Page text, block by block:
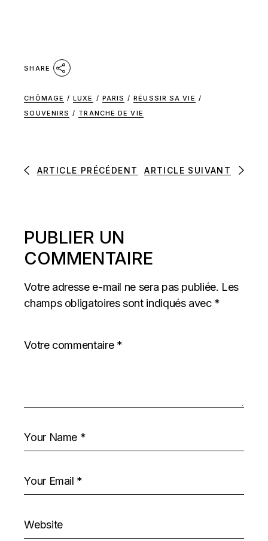
SHARE
CHÔMAGE / LUXE / PARIS / RÉUSSIR SA VIE /
SOUVENIRS / TRANCHE DE VIE
ARTICLE PRÉCÉDENT ARTICLE SUIVANT
PUBLIER UN
COMMENTAIRE
Votre adresse e-mail ne sera pas publiée. Les
champs obligatoires sont indiqués avec *